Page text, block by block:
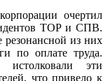
очертил
ТОР и СПВ.
из них
по оплате труда.
эти
что привело к